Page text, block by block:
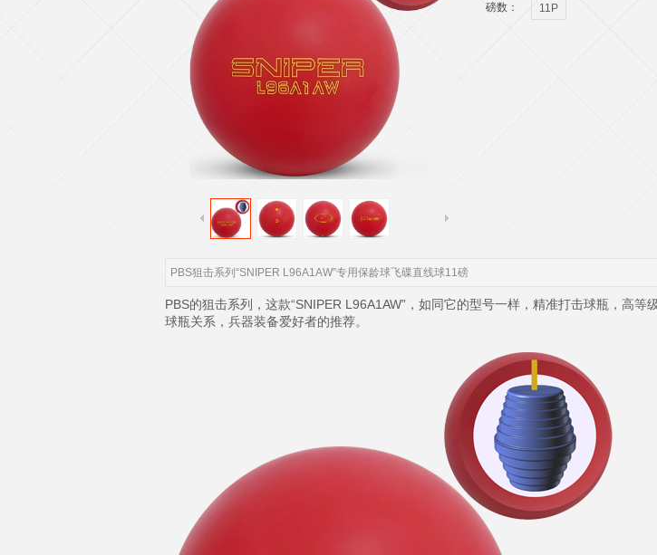
磅数： 11P
PBS狙击系列“SNIPER L96A1AW”专用保龄球飞碟直线球11磅
PBS的狙击系列，这款“SNIPER L96A1AW”，如同它的型号一样，精准打击球瓶，高
球瓶关系，兵器装备爱好者的推荐。